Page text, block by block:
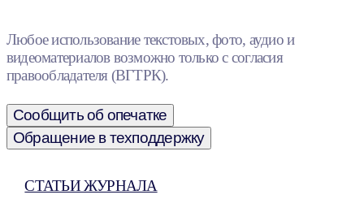
Любое использование текстовых, фото, аудио и
видеоматериалов возможно только с согласия
правообладателя (ВГТРК).
Сообщить об опечатке
Обращение в техподдержку
СТАТЬИ ЖУРНАЛА